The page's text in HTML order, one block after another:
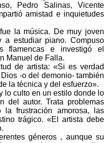
Pedro Salinas, Vicente
amistad e inquietudes
la música. De muy joven
estudiar piano. Compuso
flamencas e investigó el
Manuel de Falla.
de artista: «Si es verdad
-o del demonio- también
la técnica y del esfuerzo».
lo culto en un estilo donde lo
del autor. Trata problemas
la frustración amorosa, las
trágico. «El artista debe
géneros , aunque su